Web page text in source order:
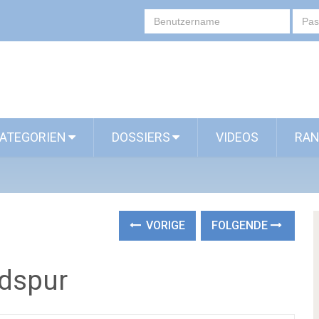
DOSSIERS VIDEOS
VORIGE FOLGENDE